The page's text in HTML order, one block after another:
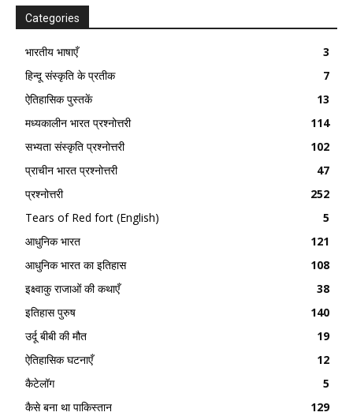
Categories
भारतीय भाषाएँ
3
हिन्दू संस्कृति के प्रतीक
7
ऐतिहासिक पुस्तकें
13
मध्यकालीन भारत प्रश्नोत्तरी
114
सभ्यता संस्कृति प्रश्नोत्तरी
102
प्राचीन भारत प्रश्नोत्तरी
47
प्रश्नोत्तरी
252
Tears of Red fort (English)
5
आधुनिक भारत
121
आधुनिक भारत का इतिहास
108
इक्ष्वाकु राजाओं की कथाएँ
38
इतिहास पुरुष
140
उर्दू बीबी की मौत
19
ऐतिहासिक घटनाएँ
12
कैटेलॉग
5
कैसे बना था पाकिस्तान
129